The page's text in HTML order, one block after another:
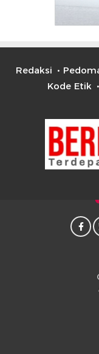
Redaksi
Kode Etik